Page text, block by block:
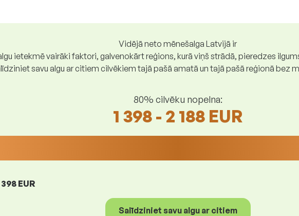
Vidējā neto mēnešalga Latvijā ir
ietekmē vairāki faktori, galvenokārt reģions, kurā viņš strādā, pieredzes
savu algu ar citiem cilvēkiem tajā pašā amatā un tajā pašā reģionā bez
80% cilvēku nopelna:
1 398 - 2 188 EUR
398 EUR
Salīdziniet savu algu ar citiem